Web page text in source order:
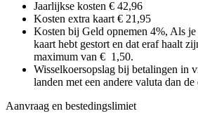
Jaarlijkse kosten € 42,96
Kosten extra kaart € 21,95
Kosten bij Geld opnemen 4%, Als je
kaart hebt gestort en dat eraf haalt
maximum van € 1,50.
Wisselkoersopslag bij betalingen in
landen met een andere valuta dan de
Aanvraag en bestedingslimiet